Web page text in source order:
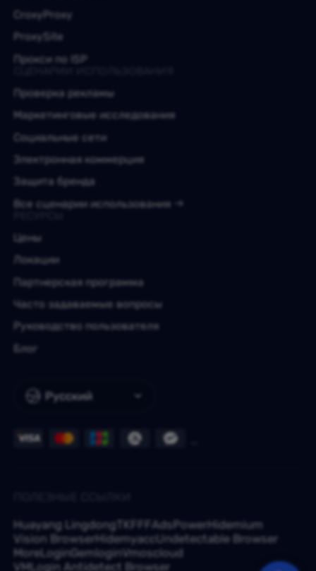
Русский
CroxyProxy
ProxySite
Прокси по ISP
Проверка рекламы
Маркетинговые исследования
Социальные сети
Электронная коммерция
Защита бренда
Все сценарии использования
Цены
Локации
Партнерская программа
Часто задаваемые вопросы
Руководство пользователя
Блог
Huayang Lingdong TKFFF AdsPowerHidemium
Vision BrowserHidemyaccUndetectable Browser
MoreLoginGemloginVmoscloud
VMLogin Antidetect Browser